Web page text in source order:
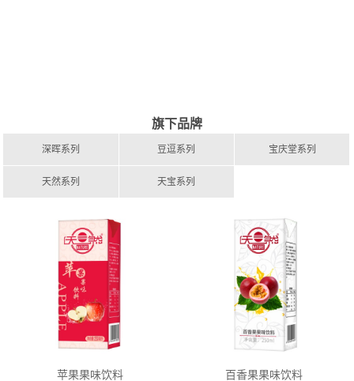
旗下品牌
深晖系列 豆逗系列 宝庆堂系列
天然系列 天宝系列
苹果果味饮料 百香果果味饮料